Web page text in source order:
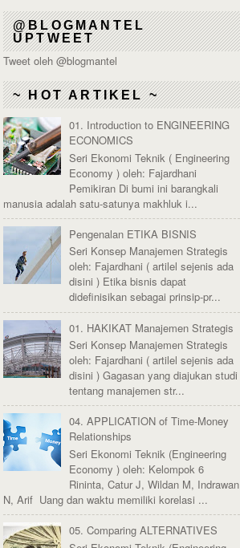
@BLOGMANTEL
UPTWEET
Tweet oleh @blogmantel
~ HOT ARTIKEL ~
01. Introduction to ENGINEERING
ECONOMICS
Seri Ekonomi Teknik ( Engineering
Economy ) oleh: Fajardhani
Pemikiran Di bumi ini barangkali
manusia adalah satu-satunya makhluk i...
Pengenalan ETIKA BISNIS
Seri Konsep Manajemen Strategis
oleh: Fajardhani ( artilel sejenis ada
disini ) Etika bisnis dapat
didefinisikan sebagai prinsip-pr...
01. HAKIKAT Manajemen Strategis
Seri Konsep Manajemen Strategis
oleh: Fajardhani ( artilel sejenis ada
disini ) Gagasan yang diajukan studi
tentang manajemen str...
04. APPLICATION of Time-Money
Relationships
Seri Ekonomi Teknik (Engineering
Economy ) oleh: Kelompok 6
Rininta, Catur J, Wildan M, Indrawan
N, Arif Uang dan waktu memiliki korelasi ...
05. Comparing ALTERNATIVES